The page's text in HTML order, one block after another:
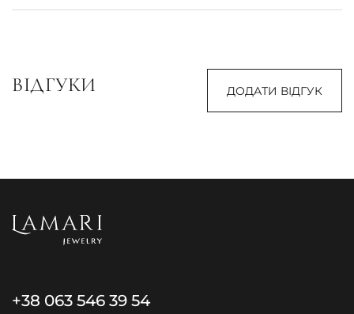
ВІДГУКИ ДОДАТИ ВІДГУК
+38 063 546 39 54